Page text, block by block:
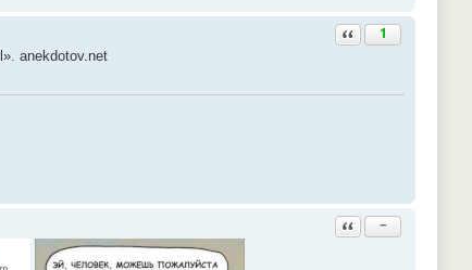
Ответить с цитатой
1
anekdotov.net
Ответить с цитатой
−